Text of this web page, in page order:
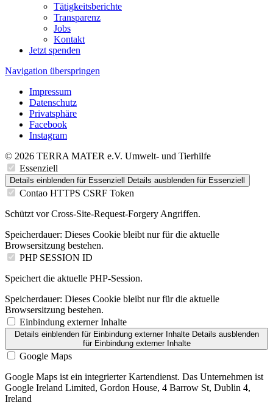
Tätigkeitsberichte
Transparenz
Jobs
Kontakt
Jetzt spenden
Navigation überspringen
Impressum
Datenschutz
Privatsphäre
Facebook
Instagram
© 2026 TERRA MATER e.V. Umwelt- und Tierhilfe
Essenziell
Details einblenden für Essenziell Details ausblenden für Essenziell
Contao HTTPS CSRF Token
Schützt vor Cross-Site-Request-Forgery Angriffen.
Speicherdauer: Dieses Cookie bleibt nur für die aktuelle
Browsersitzung bestehen.
PHP SESSION ID
Speichert die aktuelle PHP-Session.
Speicherdauer: Dieses Cookie bleibt nur für die aktuelle
Browsersitzung bestehen.
Einbindung externer Inhalte
Details einblendenfür Einbindung externer Inhalte Details ausblenden
für Einbindung externer Inhalte
Google Maps
Google Maps ist ein integrierter Kartendienst. Das Unternehmen ist
Google Ireland Limited, Gordon House, 4 Barrow St, Dublin 4,
Ireland